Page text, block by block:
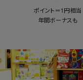
ポイント＝1円相当
年間ボーナスも